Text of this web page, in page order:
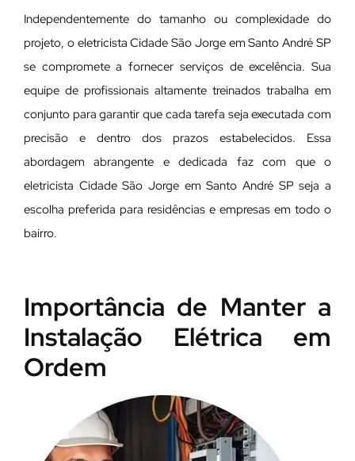
Independentemente do tamanho ou complexidade do
projeto, o eletricista Cidade São Jorge em Santo André SP
se compromete a fornecer serviços de excelência. Sua
equipe de profissionais altamente treinados trabalha em
conjunto para garantir que cada tarefa seja executada com
precisão e dentro dos prazos estabelecidos. Essa
abordagem abrangente e dedicada faz com que o
eletricista Cidade São Jorge em Santo André SP seja a
escolha preferida para residências e empresas em todo o
bairro.
Importância de Manter a
Instalação Elétrica em
Ordem